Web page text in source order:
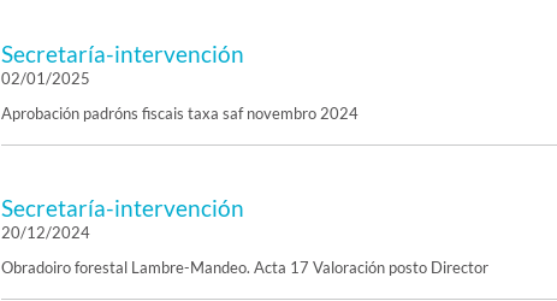
Secretaría-intervención
02/01/2025
Aprobación padróns fiscais taxa saf novembro 2024
Secretaría-intervención
20/12/2024
Obradoiro forestal Lambre-Mandeo. Acta 17 Valoración posto Director